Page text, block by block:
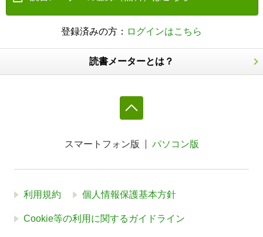
登録済みの方： ログインはこちら
読書メーターとは？
スマートフォン版 パソコン版
利用規約 個人情報保護基本方針
Cookie等の利用に関するガイドライン